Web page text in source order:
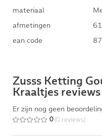
materiaal
afmetingen
ean code
Zusss Ketting
Kraaltjes reviews
Er zijn nog geen
0 (0 reviews)